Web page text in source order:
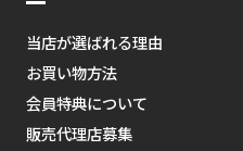
当店が選ばれる理由
お買い物方法
会員特典について
販売代理店募集